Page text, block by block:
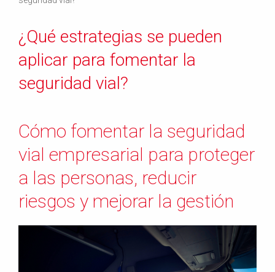
¿Qué estrategias se pueden
aplicar para fomentar la
seguridad vial?
Cómo fomentar la seguridad
vial empresarial para proteger
a las personas, reducir
riesgos y mejorar la gestión